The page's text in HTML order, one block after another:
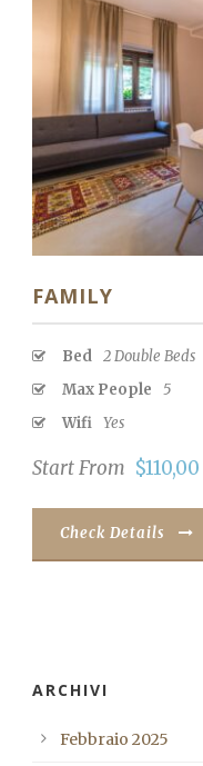
FAMILY
Bed 2 Double Beds
Max People
5
Wifi Yes
Start From
Check Details
ARCHIVI
Febbraio 2025